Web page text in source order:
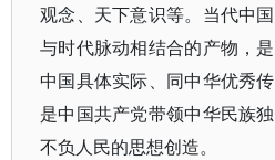
观念、天下意识等。当代中
与时代脉动相结合的产物，
中国具体实际、同中华优秀
是中国共产党带领中华民族
不负人民的思想创造。